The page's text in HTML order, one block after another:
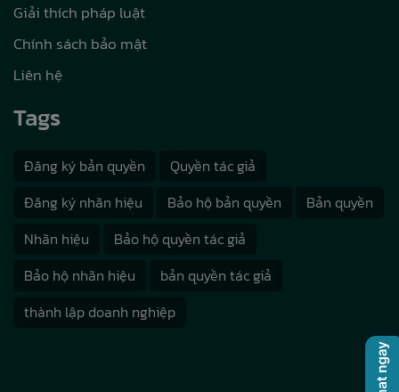
Giải thích pháp luật
Chính sách bảo mật
Liên hệ
Tags
Đăng ký bản quyền
Quyền tác giả
Đăng ký nhãn hiệu
Bảo hộ bản quyền
Bản quyền
Nhãn hiệu
Bảo hộ quyền tác giả
Bảo hộ nhãn hiệu
bản quyền tác giả
thành lập doanh nghiệp